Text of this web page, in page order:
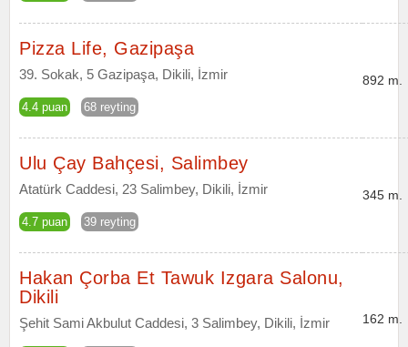
Pizza Life, Gazipaşa
39. Sokak, 5 Gazipaşa, Dikili, İzmir
4.4 puan 68 reyting
892 m.
Ulu Çay Bahçesi, Salimbey
Atatürk Caddesi, 23 Salimbey, Dikili, İzmir
4.7 puan 39 reyting
345 m.
Hakan Çorba Et Tawuk Izgara Salonu,
Dikili
Şehit Sami Akbulut Caddesi, 3 Salimbey, Dikili, İzmir 162 m.